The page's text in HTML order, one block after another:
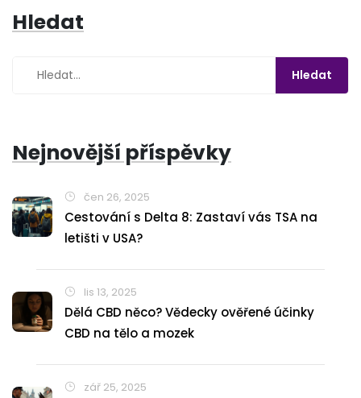
Hledat
Nejnovější příspěvky
čen 26, 2025
Cestování s Delta 8: Zastaví vás TSA na
letišti v USA?
lis 13, 2025
Dělá CBD něco? Vědecky ověřené účinky
CBD na tělo a mozek
zář 25, 2025